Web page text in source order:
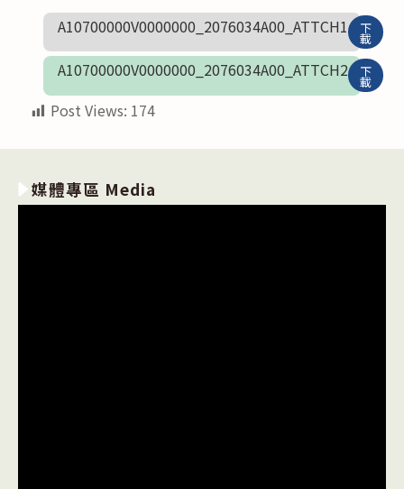
A10700000V0000000_2076034A00_ATTCH1
下
載
A10700000V0000000_2076034A00_ATTCH2 下
載
Post Views: 174
媒體專區 Media